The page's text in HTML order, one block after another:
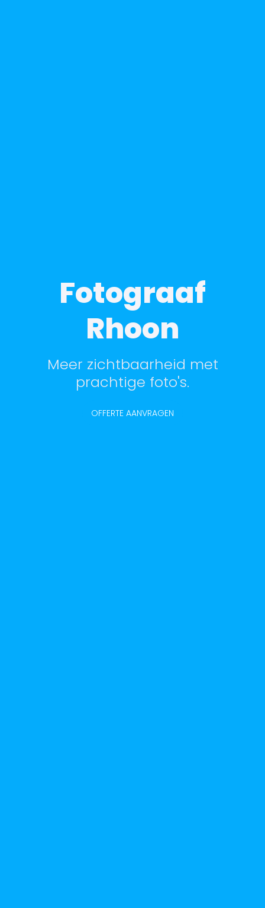
Fotograaf
Rhoon
Meer zichtbaarheid met
prachtige foto's.
OFFERTE AANVRAGEN